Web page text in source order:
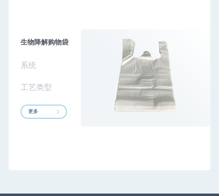
生物降解购物袋
系统
工艺类型
更多